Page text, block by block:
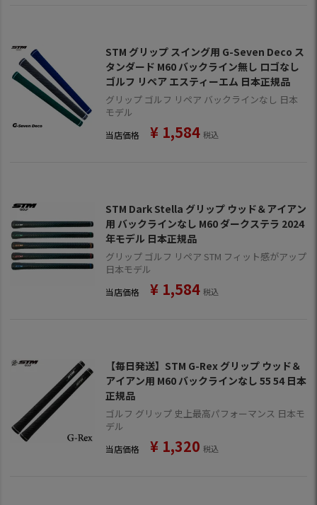
STM グリップ スイング用 G-Seven Deco ス
タンダード M60 バックライン無し ロゴなし
ゴルフ リペア エスティーエム 日本正規品
グリップ ゴルフ リペア バックラインなし 日本
モデル
当店価格 ¥ 1,584 税込
STM Dark Stella グリップ ウッド＆アイアン
用 バックラインなし M60 ダークステラ 2024
年モデル 日本正規品
グリップ ゴルフ リペア STM フィット感がアップ
日本モデル
当店価格 ¥ 1,584 税込
【毎日発送】STM G-Rex グリップ ウッド＆
アイアン用 M60 バックラインなし 55 54 日本
正規品
ゴルフ グリップ 史上最高パフォーマンス 日本モ
デル
当店価格 ¥ 1,320 税込